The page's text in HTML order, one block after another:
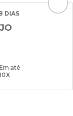
DIAS
Em até